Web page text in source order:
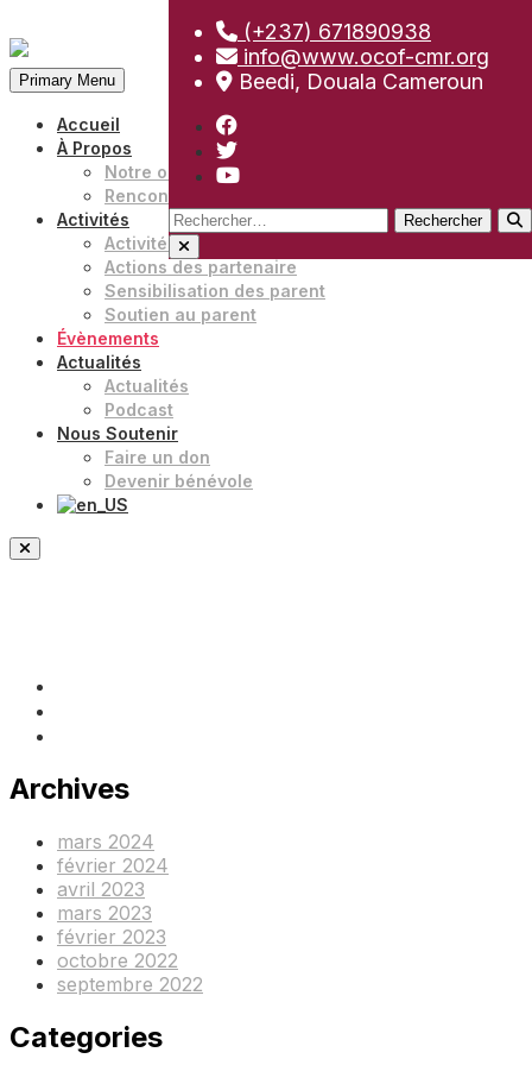
Aller
au
contenu
(+237) 671890938
info@www.ocof-cmr.org
Beedi, Douala Cameroun
Rechercher :
Primary Menu
Accueil
À Propos
Notre organisation
Rencontrer notre équipe
Activités
Activités
Actions des partenaire
Sensibilisation des parent
Soutien au parent
Évènements
Actualités
Actualités
Podcast
Nous Soutenir
Faire un don
Devenir bénévole
Archives
mars 2024
février 2024
avril 2023
mars 2023
février 2023
octobre 2022
septembre 2022
Categories